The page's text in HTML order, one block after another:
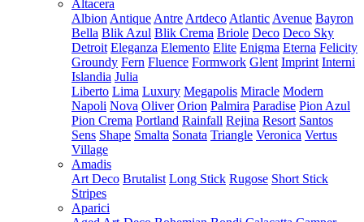
Altacera
Albion Antique Antre Artdeco Atlantic Avenue Bayron
Bella Blik Azul Blik Crema Briole Deco Deco Sky
Detroit Eleganza Elemento Elite Enigma Eterna Felicity
Groundy Fern Fluence Formwork Glent Imprint Interni
Islandia Julia
Liberto Lima Luxury Megapolis Miracle Modern
Napoli Nova Oliver Orion Palmira Paradise Pion Azul
Pion Crema Portland Rainfall Rejina Resort Santos
Sens Shape Smalta Sonata Triangle Veronica Vertus
Village
Amadis
Art Deco Brutalist Long Stick Rugose Short Stick
Stripes
Aparici